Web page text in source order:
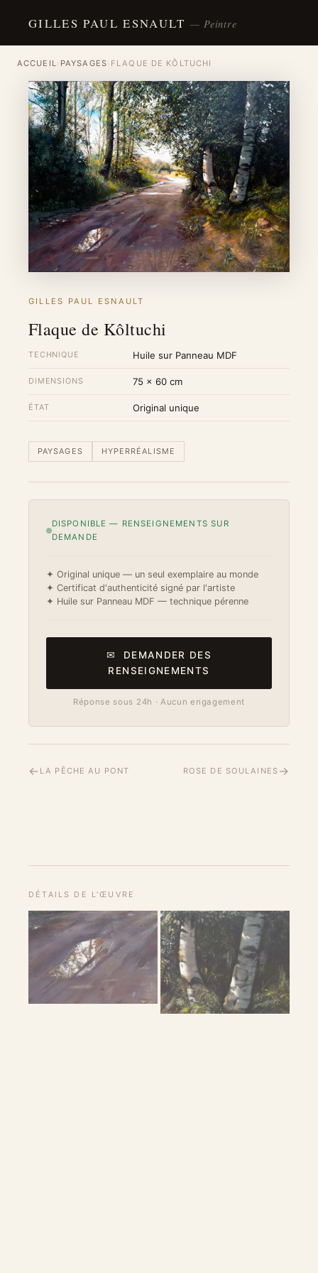
GILLES PAUL ESNAULT— Peintre
ACCUEIL› PAYSAGES› FLAQUE DE KÔLTUCHI
GILLES PAUL ESNAULT
Flaque de Kôltuchi
TECHNIQUE Huile sur Panneau MDF
DIMENSIONS 75 × 60 cm
ÉTAT Original unique
PAYSAGES HYPERRÉALISME
DISPONIBLE — RENSEIGNEMENTS SUR
DEMANDE
✦ Original unique — un seul exemplaire au monde
✦ Certificat d'authenticité signé par l'artiste
✦ Huile sur Panneau MDF — technique pérenne
✉ DEMANDER DES
RENSEIGNEMENTS
Réponse sous 24h · Aucun engagement
← LA PÊCHE AU PONT ROSE DE SOULAINES →
DÉTAILS DE L'ŒUVRE